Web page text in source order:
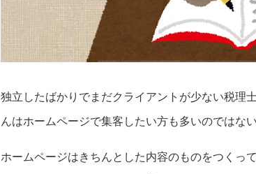
独立したばかりでまだクライアントが少ない税理
んはホームページで集客したい方も多いのではな
ホームページはきちんとした内容のものをつくっ